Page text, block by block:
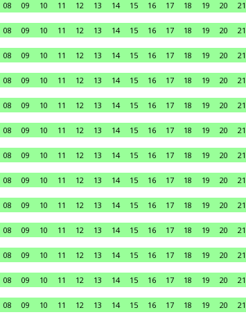
08 09 10 11 12 13 14 15 16 17 18 19 20 21
08 09 10 11 12 13 14 15 16 17 18 19 20 21
08 09 10 11 12 13 14 15 16 17 18 19 20 21
08 09 10 11 12 13 14 15 16 17 18 19 20 21
08 09 10 11 12 13 14 15 16 17 18 19 20 21
08 09 10 11 12 13 14 15 16 17 18 19 20 21
08 09 10 11 12 13 14 15 16 17 18 19 20 21
08 09 10 11 12 13 14 15 16 17 18 19 20 21
08 09 10 11 12 13 14 15 16 17 18 19 20 21
08 09 10 11 12 13 14 15 16 17 18 19 20 21
08 09 10 11 12 13 14 15 16 17 18 19 20 21
08 09 10 11 12 13 14 15 16 17 18 19 20 21
08 09 10 11 12 13 14 15 16 17 18 19 20 21